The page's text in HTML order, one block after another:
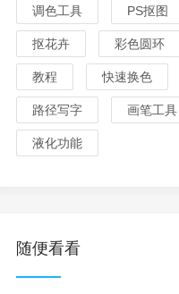
调色工具 PS抠图
抠花卉 彩色圆环
教程 快速换色
路径写字 画笔工具
液化功能
随便看看